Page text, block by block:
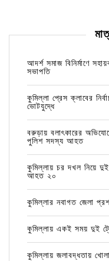
আদর্শ সমাজ বিনির্মাণে
সভাপতি
কুমিল্লা প্রেস ক্লাবের
ভোটযুদ্ধে
বরুড়ায় বলাৎকারের
পুলিশ সদস্য আহত
কুমিল্লায় চর দখল নিয়ে দুই
আহত ২০
কুমিল্লার নবাগত জেলা
কুমিল্লায় একই সময় দুই
কুমিল্লায় জলাবদ্ধতায়